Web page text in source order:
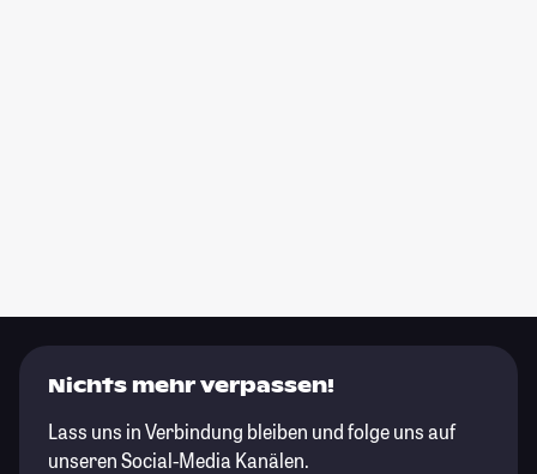
Nichts mehr verpassen!
Lass uns in Verbindung bleiben und folge uns auf
unseren Social-Media Kanälen.